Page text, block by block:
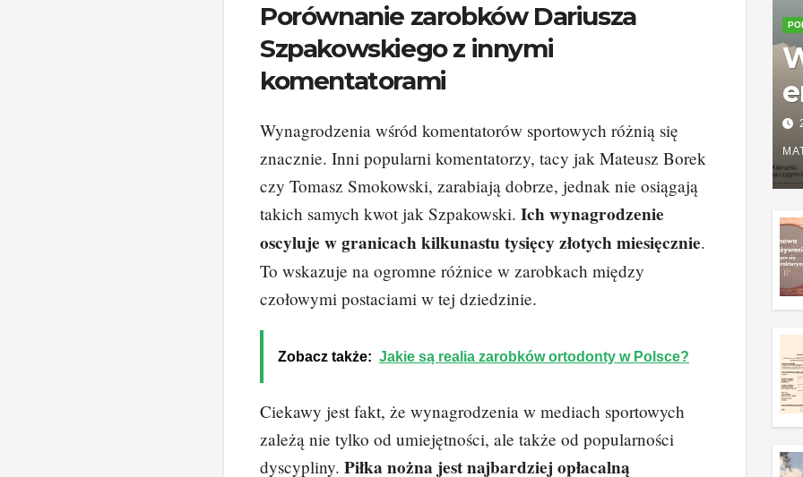
Porównanie zarobków Dariusza
Szpakowskiego z innymi
komentatorami
Wynagrodzenia wśród komentatorów sportowych różnią się
znacznie. Inni popularni komentatorzy, tacy jak Mateusz Borek
czy Tomasz Smokowski, zarabiają dobrze, jednak nie osiągają
takich samych kwot jak Szpakowski. Ich wynagrodzenie
oscyluje w granicach kilkunastu tysięcy złotych miesięcznie.
To wskazuje na ogromne różnice w zarobkach między
czołowymi postaciami w tej dziedzinie.
Zobacz także: Jakie są realia zarobków ortodonty w Polsce?
Ciekawy jest fakt, że wynagrodzenia w mediach sportowych
zależą nie tylko od umiejętności, ale także od popularności
dyscypliny. Piłka nożna jest najbardziej opłacalną